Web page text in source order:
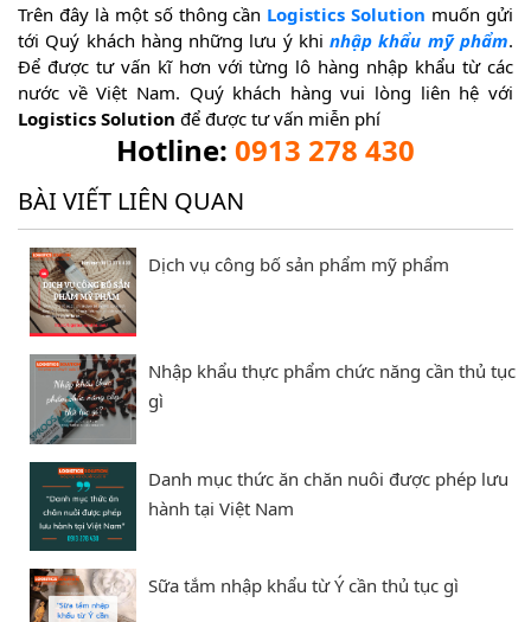
Trên đây là một số thông cần Logistics Solution muốn gửi
tới Quý khách hàng những lưu ý khinhập khẩu mỹ phẩm.
Để được tư vấn kĩ hơn với từng lô hàng nhập khẩu từ các
nước về Việt Nam. Quý khách hàng vui lòng liên hệ với
Logistics Solution để được tư vấn miễn phí
Hotline: 0913 278 430
BÀI VIẾT LIÊN QUAN
Dịch vụ công bố sản phẩm mỹ phẩm
Nhập khẩu thực phẩm chức năng cần thủ tục
gì
Danh mục thức ăn chăn nuôi được phép lưu
hành tại Việt Nam
Sữa tắm nhập khẩu từ Ý cần thủ tục gì